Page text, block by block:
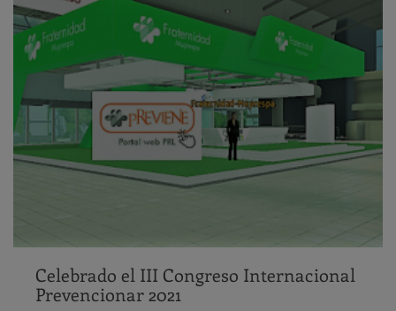
Celebrado el III Congreso Internacional
Prevencionar 2021